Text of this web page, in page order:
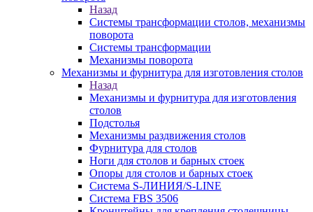
Назад
Системы трансформации столов, механизмы
поворота
Системы трансформации
Механизмы поворота
Механизмы и фурнитура для изготовления столов
Назад
Механизмы и фурнитура для изготовления
столов
Подстолья
Механизмы раздвижения столов
Фурнитура для столов
Ноги для столов и барных стоек
Опоры для столов и барных стоек
Система S-ЛИНИЯ/S-LINE
Система FBS 3506